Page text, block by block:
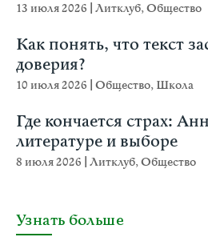
13 июля 2026 Литклуб,Общество
Как понять, что текст
доверия?
10 июля 2026 Общество, Школа
Где кончается страх:
литературе и выборе
8 июля 2026 Литклуб,Общество
Узнать больше